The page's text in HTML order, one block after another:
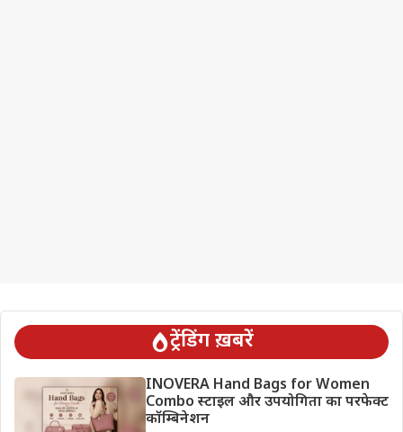
ट्रेंडिंग ख़बरें
INOVERA Hand Bags for Women
Combo स्टाइल और उपयोगिता का परफेक्ट
कॉम्बिनेशन